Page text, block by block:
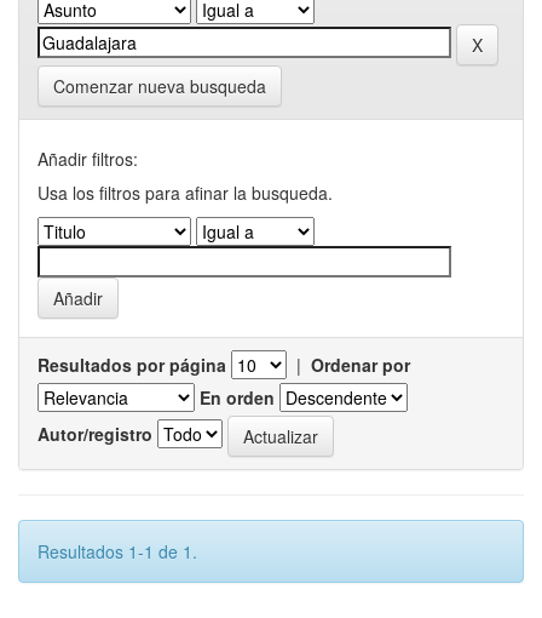
Comenzar nueva busqueda
Añadir filtros:
Usa los filtros para afinar la busqueda.
Resultados por página | Ordenar por
En orden
Autor/registro
Resultados 1-1 de 1.